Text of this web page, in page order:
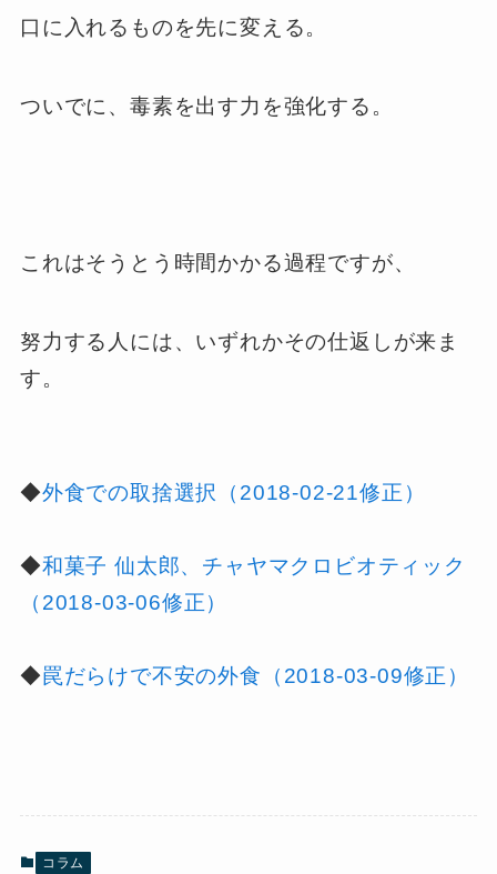
口に入れるものを先に変える。
ついでに、毒素を出す力を強化する。
これはそうとう時間かかる過程ですが、
努力する人には、いずれかその仕返しが来ま
す。
◆外食での取捨選択（2018-02-21修正）
◆和菓子 仙太郎、チャヤマクロビオティック
（2018-03-06修正）
◆罠だらけで不安の外食（2018-03-09修正）
コラム